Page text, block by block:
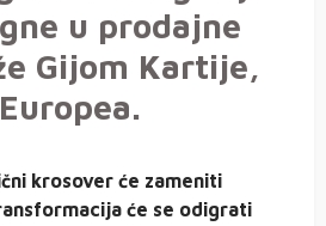
u prodajne
Gijom Kartije,
krosover će zameniti
će se odigrati